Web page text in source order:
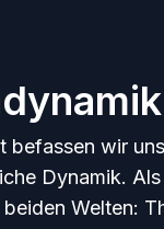
befassen wir
Dynamik.
Welten: